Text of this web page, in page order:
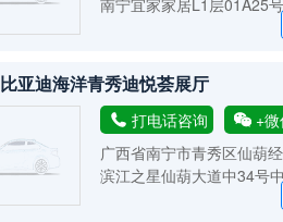
南宁宜家家居L1层01A25号
比亚迪海洋青秀迪悦荟展厅
打电话咨询
+
广西省南宁市青秀区仙葫
滨江之星仙葫大道中34号